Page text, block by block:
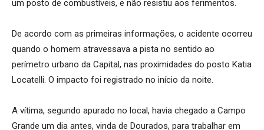
um posto de combustíveis, e não resistiu aos ferimentos.
De acordo com as primeiras informações, o acidente ocorreu
quando o homem atravessava a pista no sentido ao
perímetro urbano da Capital, nas proximidades do posto Katia
Locatelli. O impacto foi registrado no início da noite.
A vítima, segundo apurado no local, havia chegado a Campo
Grande um dia antes, vinda de Dourados, para trabalhar em